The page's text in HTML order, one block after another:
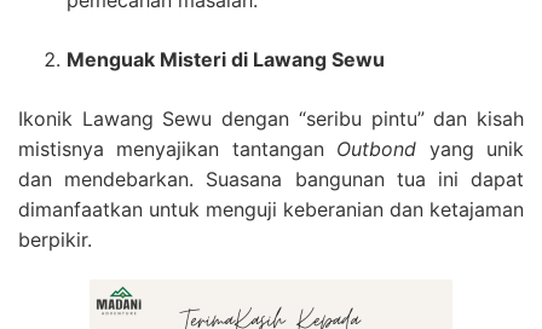
Menguak Misteri di Lawang Sewu
Ikonik Lawang Sewu dengan “seribu pintu” dan kisah
mistisnya menyajikan tantangan Outbond yang unik
dan mendebarkan. Suasana bangunan tua ini dapat
dimanfaatkan untuk menguji keberanian dan ketajaman
berpikir.